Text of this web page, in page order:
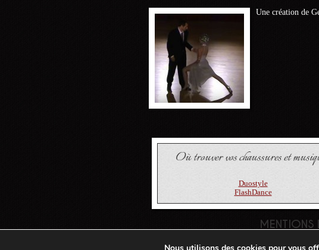
Une création de
Où trouver vos chaussures et
Duostyle
FlashDance
MENTIONS